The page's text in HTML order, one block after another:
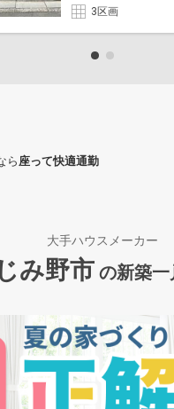
3区画
ら座って快適通勤
大手ハウスメーカー
み野市 の新築